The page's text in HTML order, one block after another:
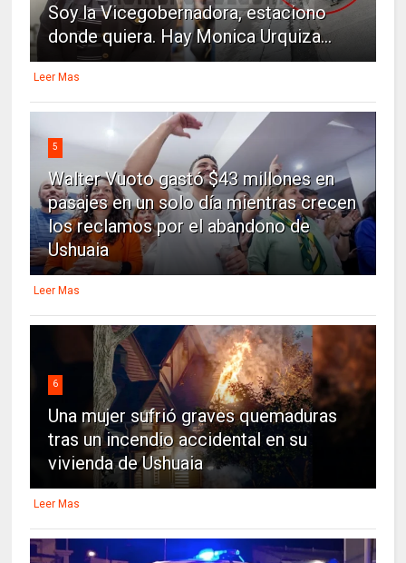
Soy la Vicegobernadora, estaciono
donde quiera. Hay Monica Urquiza...
Leer Mas
5
Walter Vuoto gastó $43 millones en
pasajes en un solo día mientras crecen
los reclamos por el abandono de
Ushuaia
Leer Mas
6
Una mujer sufrió graves quemaduras
tras un incendio accidental en su
vivienda de Ushuaia
Leer Mas